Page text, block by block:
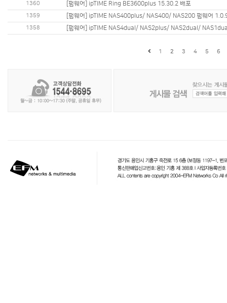
1360 [펌웨어] ipTIME Ring BE3600plus 15.30.2 배포
1359 [펌웨어] ipTIME NAS400plus/ NAS400/ NAS200 펌웨어
1358 [펌웨어] ipTIME NAS4dual/ NAS2plus/ NAS2dual/
1 2 3 4 5 6